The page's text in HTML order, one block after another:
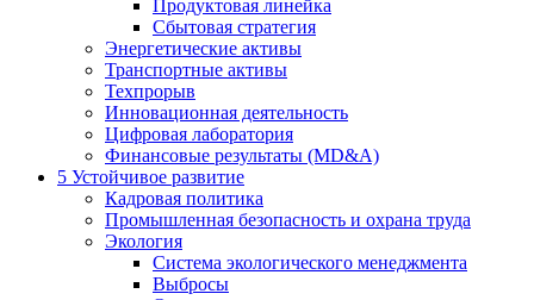
Продуктовая линейка
Сбытовая стратегия
Энергетические активы
Транспортные активы
Техпрорыв
Инновационная деятельность
Цифровая лаборатория
Финансовые результаты (MD&A)
5 Устойчивое развитие
Кадровая политика
Промышленная безопасность и охрана труда
Экология
Система экологического менеджмента
Выбросы